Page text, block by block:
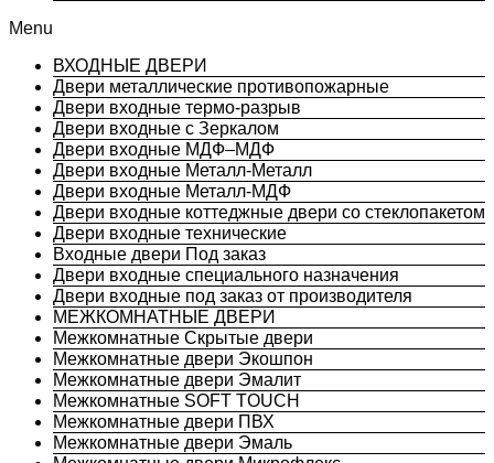
Menu
ВХОДНЫЕ ДВЕРИ
Двери металлические противопожарные
Двери входные термо-разрыв
Двери входные с Зеркалом
Двери входные МДФ–МДФ
Двери входные Металл-Металл
Двери входные Металл-МДФ
Двери входные коттеджные двери со стеклопакетом
Двери входные технические
Входные двери Под заказ
Двери входные специального назначения
Двери входные под заказ от производителя
МЕЖКОМНАТНЫЕ ДВЕРИ
Межкомнатные Скрытые двери
Межкомнатные двери Экошпон
Межкомнатные двери Эмалит
Межкомнатные SOFT TOUCH
Межкомнатные двери ПВХ
Межкомнатные двери Эмаль